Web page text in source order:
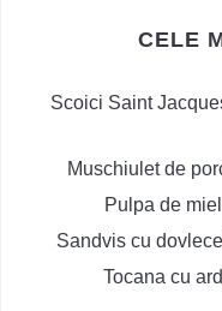
CELE
Scoici Saint
Muschiulet de
Pulpa de
Sandvis cu
Tocana cu